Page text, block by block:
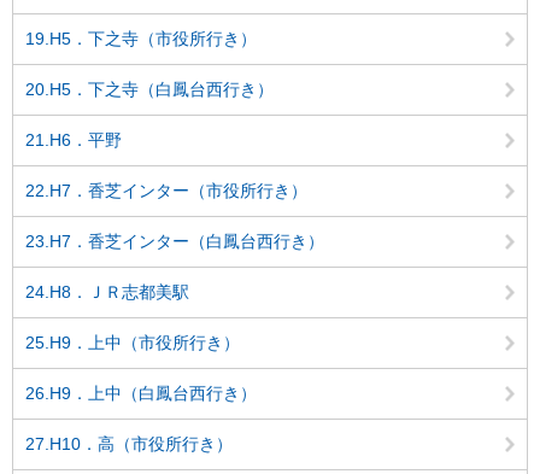
19.H5．下之寺（市役所行き）
20.H5．下之寺（白鳳台西行き）
21.H6．平野
22.H7．香芝インター（市役所行き）
23.H7．香芝インター（白鳳台西行き）
24.H8．ＪＲ志都美駅
25.H9．上中（市役所行き）
26.H9．上中（白鳳台西行き）
27.H10．高（市役所行き）